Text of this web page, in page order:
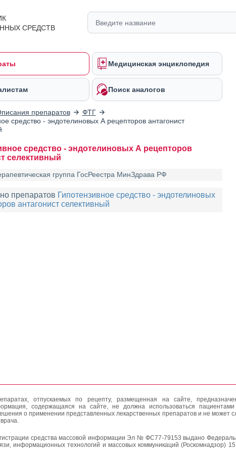
СРЕДСТВ
Медицинская энциклопедия
Поиск аналогов
препаратов
ФТГ
средство - эндотелиновых А рецепторов антагонист
средство - эндотелиновых А рецепторов
селективный
группа ГосРеестра МинЗдрава РФ
препаратов Гипотензивное средство - эндотелиновых
антагонист селективный
отпускаемых по рецепту, размещенная на сайте,
содержащаяся на сайте, не должна использоваться
о применении представленных лекарственных препаратов и не может
средства массовой информации Эл № ФС77-79153 выдано
информационных технологий и массовых коммуникаций (Роскомнадзор)